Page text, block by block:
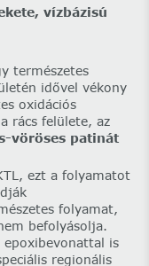
vízbázisú
természetes
idővel vékony
oxidációs
rács felülete, az
vöröses patinát
ezt a folyamatot
folyamat,
befolyásolja.
is
regionális